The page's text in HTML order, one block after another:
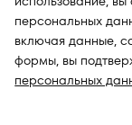
Магазин матрасов
Карта
персональных
включая данные,
формы, вы
персональных